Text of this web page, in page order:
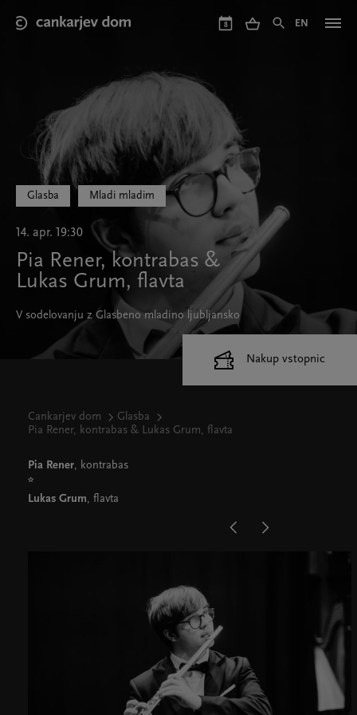
main
8 EN
Glasba Mladi mladim
14. apr. 19:30
Pia Rener, kontrabas &
Lukas Grum, flavta
V sodelovanju z Glasbeno mladino ljubljansko
Cankarjev dom
Glasba
Pia Rener, kontrabas & Lukas Grum, flavta
Pia Rener, kontrabas
*
Lukas Grum, flavta
Nakup vstopnic